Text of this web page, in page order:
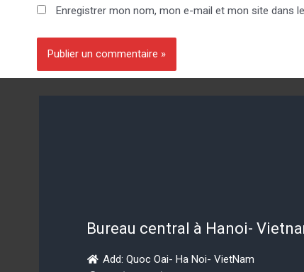
Enregistrer mon nom, mon e-mail et mon site dans
Bureau central à Hanoi-
Add: Quoc Oai- Ha Noi- VietNam